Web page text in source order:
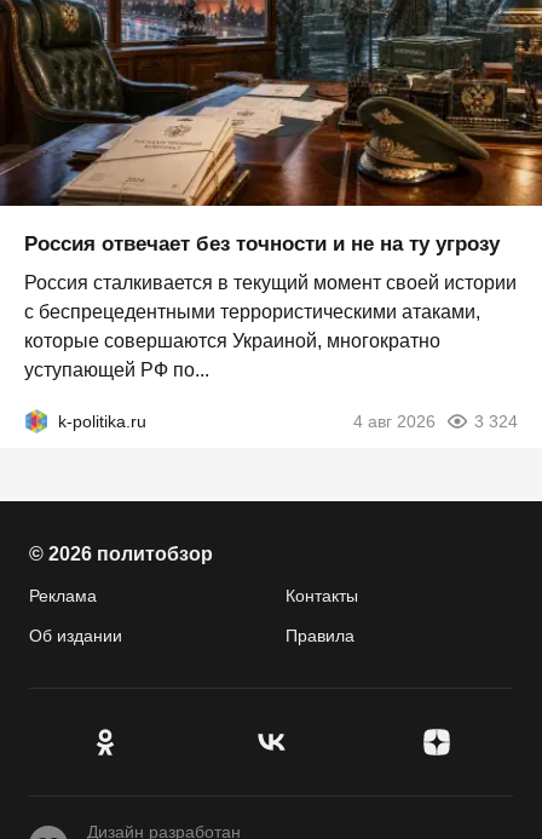
Россия отвечает без точности и не на ту угрозу
Россия сталкивается в текущий момент своей истории
с беспрецедентными террористическими атаками,
которые совершаются Украиной, многократно
уступающей РФ по...
k-politika.ru 4 авг 2026 3 324
© 2026 политобзор
Реклама Контакты
Об издании Правила